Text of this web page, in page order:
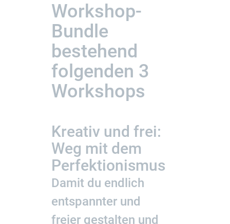
Workshop-
Bundle
bestehend
folgenden 3
Workshops
Kreativ und frei:
Weg mit dem
Perfektionismus
Damit du endlich
entspannter und
freier gestalten und